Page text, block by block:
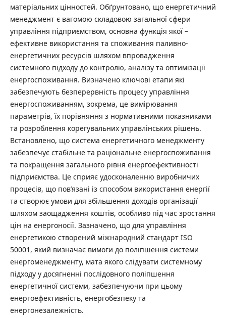
матеріальних цінностей. Обґрунтовано, що енергетичний
менеджмент є вагомою складовою загальної сфери
управління підприємством, основна функція якої –
ефективне використання та споживання паливно-
енергетичних ресурсів шляхом впровадження
системного підходу до контролю, аналізу та оптимізації
енергоспоживання. Визначено ключові етапи які
забезпечують безперервність процесу управління
енергоспоживанням, зокрема, це вимірювання
параметрів, їх порівняння з нормативними показниками
та розроблення корегувальних управлінських рішень.
Встановлено, що система енергетичного менеджменту
забезпечує стабільне та раціональне енергоспоживання
та покращення загального рівня енергоефективності
підприємства. Це сприяє удосконаленню виробничих
процесів, що пов’язані із способом використання енергії
та створює умови для збільшення доходів організації
шляхом заощадження коштів, особливо під час зростання
цін на енергоносії. Зазначено, що для управління
енергетикою створений міжнародний стандарт ISO
50001, який визначає вимоги до поліпшення системи
енергоменеджменту, мата якого слідувати системному
підходу у досягненні послідовного поліпшення
енергетичної системи, забезпечуючи при цьому
енергоефективність, енергобезпеку та
енергонезалежність.